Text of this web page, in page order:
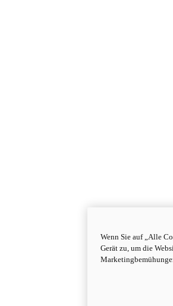
Wenn Sie auf „Alle
Gerät zu, um die